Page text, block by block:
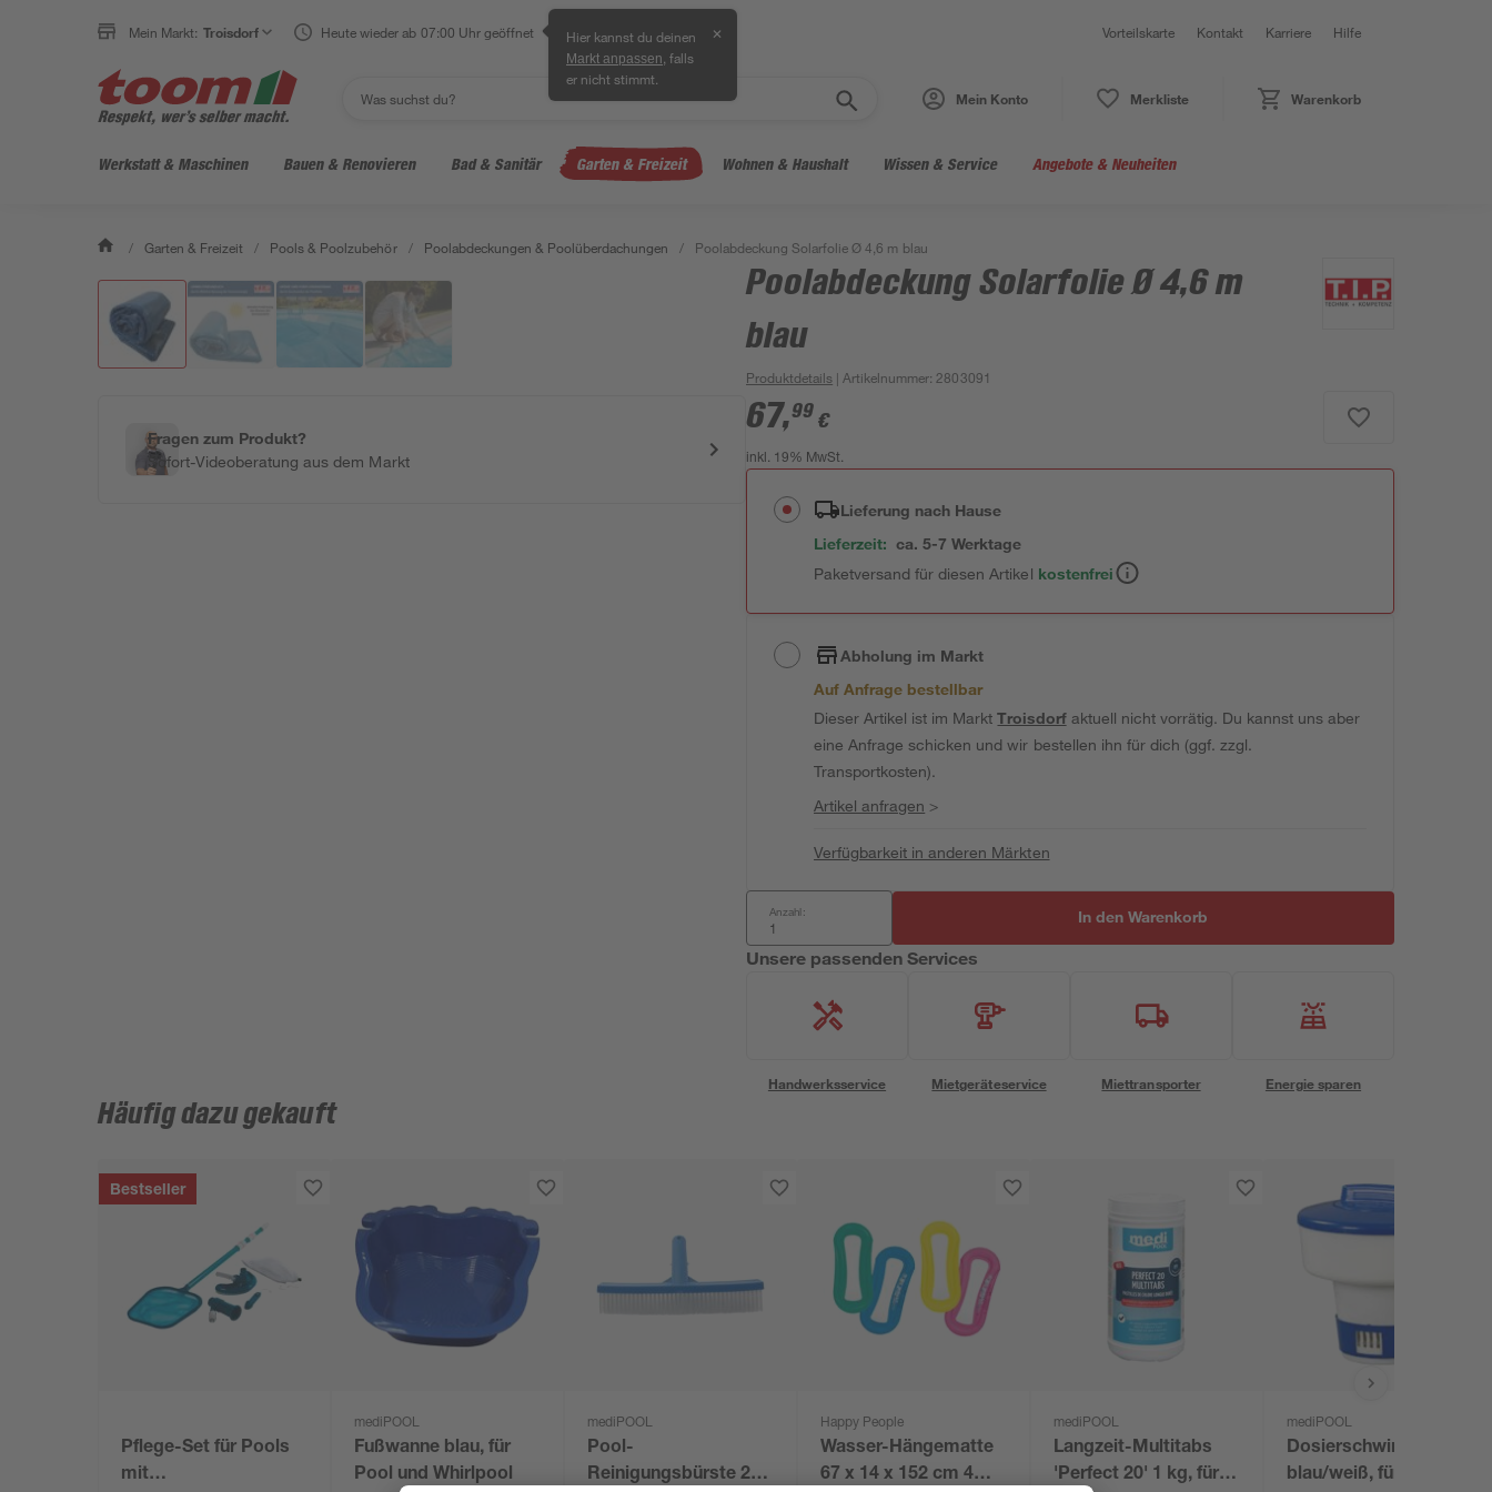
Mein Markt: Troisdorf Heute wieder ab 07:00 Uhr geöffnet Hier kannst du deinen
Markt anpassen , falls
er nicht stimmt.
✕ Vorteilskarte Kontakt Karriere Hilfe
Mein Konto Merkliste Warenkorb
Werkstatt & Maschinen Bauen & Renovieren Bad & Sanitär Garten & Freizeit Wohnen & Haushalt Wissen & Service Angebote & Neuheiten
/ Garten & Freizeit / Pools & Poolzubehör / Poolabdeckungen & Poolüberdachungen / Poolabdeckung Solarfolie Ø 4,6 m blau
Fragen zum Produkt?
Sofort-Videoberatung aus dem Markt
Poolabdeckung Solarfolie Ø 4,6 m
blau
Produktdetails | Artikelnummer: 2803091
67,99 €
inkl. 19% MwSt.
Lieferung nach Hause
Lieferzeit: ca. 5-7 Werktage
Paketversand für diesen Artikel kostenfrei
Abholung im Markt
Auf Anfrage bestellbar
Dieser Artikel ist im MarktTroisdorfaktuell nicht vorrätig. Du kannst uns aber
eine Anfrage schicken und wir bestellen ihn für dich (ggf. zzgl.
Transportkosten).
Artikel anfragen >
Verfügbarkeit in anderen Märkten
Anzahl: In den Warenkorb
Unsere passenden Services
Handwerksservice Mietgeräteservice Miettransporter Energie sparen
Häufig dazu gekauft
Bestseller
Pflege-Set für Pools
mit
mediPOOL
Fußwanne blau, für
Pool und Whirlpool
mediPOOL
Pool-
Reinigungsbürste 25
Happy People
Wasser-Hängematte
67 x 14 x 152 cm 4
mediPOOL
Langzeit-Multitabs
'Perfect 20' 1 kg, für
mediPOOL
Dosierschwimmer
blau/weiß, für 200